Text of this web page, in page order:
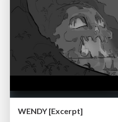
WENDY [Excerpt]